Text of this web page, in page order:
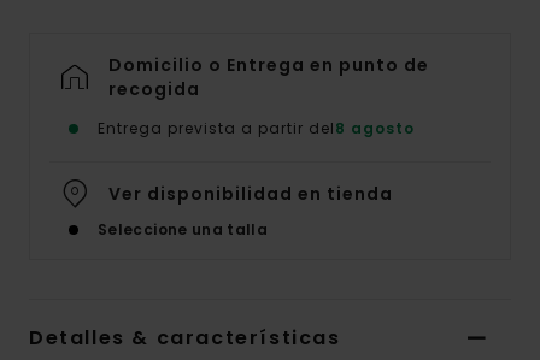
Domicilio o Entrega en punto de
recogida
Entrega prevista a partir del8 agosto
Ver disponibilidad en tienda
Seleccione una talla
Detalles & características